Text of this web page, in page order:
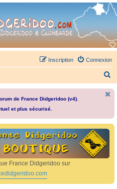
- retrouvez la communauté.
Connexion
Inscription
e
r
de France Didgeridoo (v4).
et plus sécurisé.
France Didgeridoo sur